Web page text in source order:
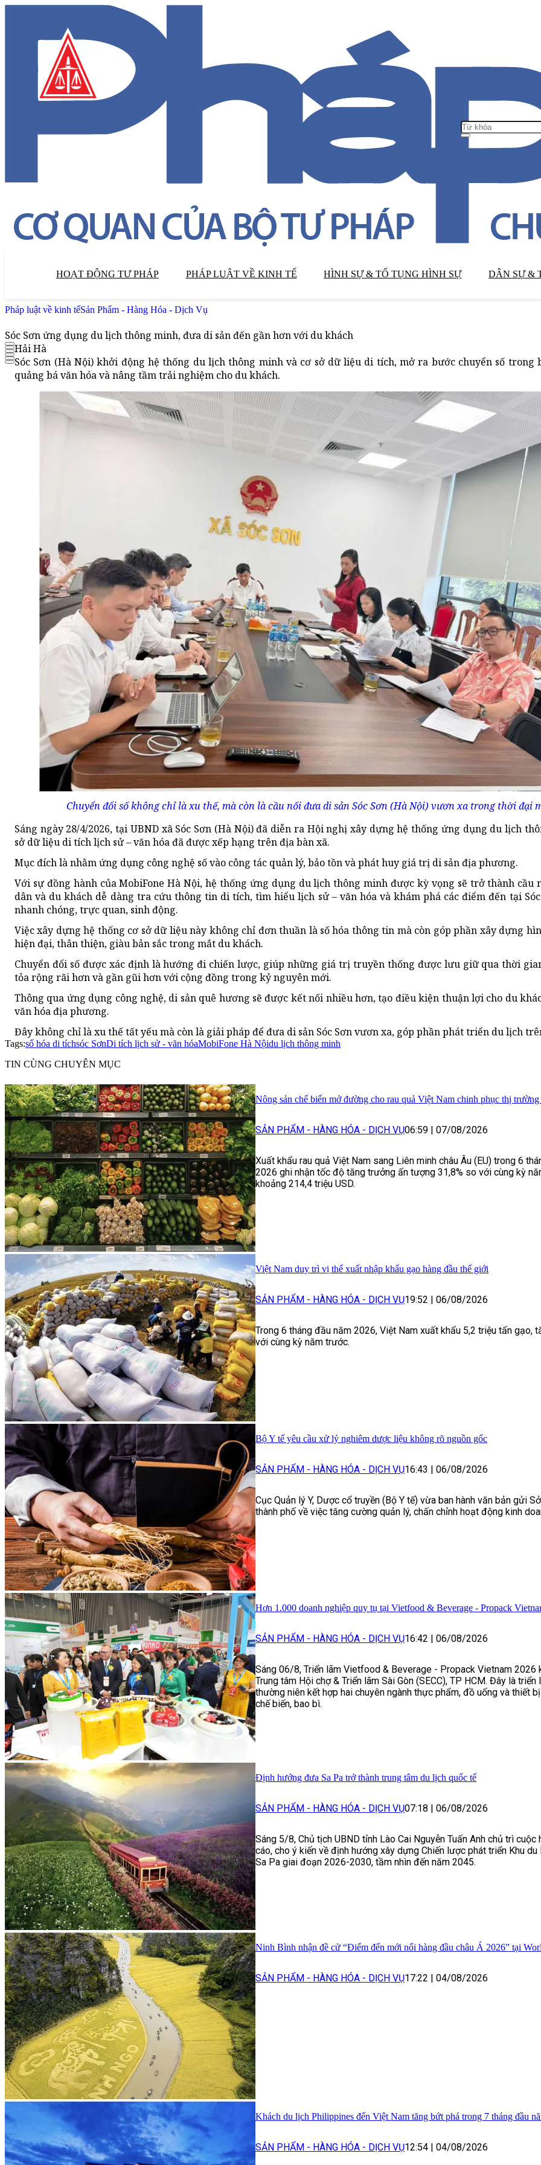
HOẠT ĐỘNG TƯ PHÁP PHÁP LUẬT VỀ KINH TẾ HÌNH SỰ & TỐ TỤNG HÌNH SỰ DÂN SỰ &
Pháp luật về kinh tếSản Phẩm - Hàng Hóa - Dịch Vụ
Sóc Sơn ứng dụng du lịch thông minh, đưa di sản đến gần hơn với du khách
Hải Hà
Sóc Sơn (Hà Nội) khởi động hệ thống du lịch thông minh và cơ sở dữ liệu di tích, mở ra bước chuyển số trong
quảng bá văn hóa và nâng tầm trải nghiệm cho du khách.
Chuyển đổi số không chỉ là xu thế, mà còn là cầu nối đưa di sản Sóc Sơn (Hà Nội) vươn xa trong thời đại
Sáng ngày 28/4/2026, tại UBND xã Sóc Sơn (Hà Nội) đã diễn ra Hội nghị xây dựng hệ thống ứng dụng du lịch
sở dữ liệu di tích lịch sử – văn hóa đã được xếp hạng trên địa bàn xã.
Mục đích là nhằm ứng dụng công nghệ số vào công tác quản lý, bảo tồn và phát huy giá trị di sản địa phương.
Với sự đồng hành của MobiFone Hà Nội, hệ thống ứng dụng du lịch thông minh được kỳ vọng sẽ trở thành cầu
dân và du khách dễ dàng tra cứu thông tin di tích, tìm hiểu lịch sử – văn hóa và khám phá các điểm đến tại
nhanh chóng, trực quan, sinh động.
Việc xây dựng hệ thống cơ sở dữ liệu này không chỉ đơn thuần là số hóa thông tin mà còn góp phần xây dựng
hiện đại, thân thiện, giàu bản sắc trong mắt du khách.
Chuyển đổi số được xác định là hướng đi chiến lược, giúp những giá trị truyền thống được lưu giữ qua thời
tỏa rộng rãi hơn và gần gũi hơn với cộng đồng trong kỷ nguyên mới.
Thông qua ứng dụng công nghệ, di sản quê hương sẽ được kết nối nhiều hơn, tạo điều kiện thuận lợi cho du
văn hóa địa phương.
Đây không chỉ là xu thế tất yếu mà còn là giải pháp để đưa di sản Sóc Sơn vươn xa, góp phần phát triển du lịch
Tags:số hóa di tíchsóc SơnDi tích lịch sử - văn hóaMobiFone Hà Nộidu lịch thông minh
TIN CÙNG CHUYÊN MỤC
Nông sản chế biến mở đường cho rau quả Việt Nam chinh phục thị
SẢN PHẨM - HÀNG HÓA - DỊCH VỤ06:59 07/08/2026
Xuất khẩu rau quả Việt Nam sang Liên minh châu Âu (EU) trong 6
2026 ghi nhận tốc độ tăng trưởng ấn tượng 31,8% so với cùng kỳ
khoảng 214,4 triệu USD.
Việt Nam duy trì vị thế xuất nhập khẩu gạo hàng đầu thế giới
SẢN PHẨM - HÀNG HÓA - DỊCH VỤ19:52 | 06/08/2026
Trong 6 tháng đầu năm 2026, Việt Nam xuất khẩu 5,2 triệu tấn gạo,
với cùng kỳ năm trước.
Bộ Y tế yêu cầu xử lý nghiêm dược liệu không rõ nguồn gốc
SẢN PHẨM - HÀNG HÓA - DỊCH VỤ16:43 | 06/08/2026
Cục Quản lý Y, Dược cổ truyền (Bộ Y tế) vừa ban hành văn bản gửi
thành phố về việc tăng cường quản lý, chấn chỉnh hoạt động kinh
Hơn 1.000 doanh nghiệp quy tụ tại Vietfood & Beverage - Propack
SẢN PHẨM - HÀNG HÓA - DỊCH VỤ16:42 06/08/2026
Sáng 06/8, Triển lãm Vietfood & Beverage - Propack Vietnam 2026
Trung tâm Hội chợ & Triển lãm Sài Gòn (SECC), TP HCM. Đây là triển
thường niên kết hợp hai chuyên ngành thực phẩm, đồ uống và thiết
chế biến, bao bì.
Định hướng đưa Sa Pa trở thành trung tâm du lịch quốc tế
SẢN PHẨM - HÀNG HÓA - DỊCH VỤ07:18 | 06/08/2026
Sáng 5/8, Chủ tịch UBND tỉnh Lào Cai Nguyễn Tuấn Anh chủ trì cuộc
cáo, cho ý kiến về định hướng xây dựng Chiến lược phát triển Khu du
Sa Pa giai đoạn 2026-2030, tầm nhìn đến năm 2045.
Ninh Bình nhận đề cử “Điểm đến mới nổi hàng đầu châu Á 2026” tại
SẢN PHẨM - HÀNG HÓA - DỊCH VỤ17:22 | 04/08/2026
Khách du lịch Philippines đến Việt Nam tăng bứt phá trong 7 tháng đầu
SẢN PHẨM - HÀNG HÓA - DỊCH VỤ12:54 04/08/2026